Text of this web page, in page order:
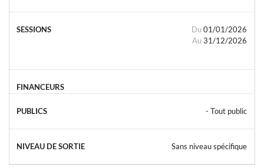
Du 01/01/2026
Au 31/12/2026
- Tout public
Sans niveau spécifique